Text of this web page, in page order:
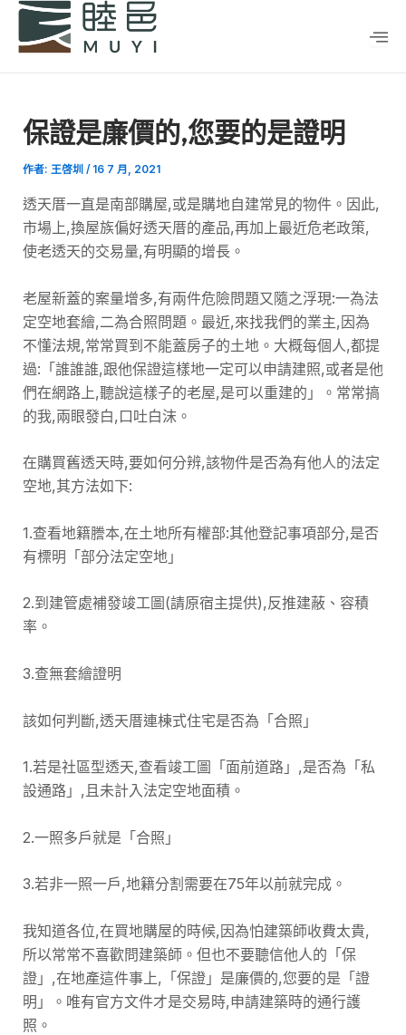
保證是廉價的,您要的是證明
作者: 王啓圳 / 16 7 月, 2021
透天厝一直是南部購屋,或是購地自建常見的物件。因此,
市場上,換屋族偏好透天厝的產品,再加上最近危老政策,
使老透天的交易量,有明顯的增長。
老屋新蓋的案量增多,有兩件危險問題又隨之浮現:一為法
定空地套繪,二為合照問題。最近,來找我們的業主,因為
不懂法規,常常買到不能蓋房子的土地。大概每個人,都提
過:「誰誰誰,跟他保證這樣地一定可以申請建照,或者是他
們在網路上,聽說這樣子的老屋,是可以重建的」。常常搞
的我,兩眼發白,口吐白沫。
在購買舊透天時,要如何分辨,該物件是否為有他人的法定
空地,其方法如下:
1.查看地籍謄本,在土地所有權部:其他登記事項部分,是否
有標明「部分法定空地」
2.到建管處補發竣工圖(請原宿主提供),反推建蔽、容積
率。
3.查無套繪證明
該如何判斷,透天厝連棟式住宅是否為「合照」
1.若是社區型透天,查看竣工圖「面前道路」,是否為「私
設通路」,且未計入法定空地面積。
2.一照多戶就是「合照」
3.若非一照一戶,地籍分割需要在75年以前就完成。
我知道各位,在買地購屋的時候,因為怕建築師收費太貴,
所以常常不喜歡問建築師。但也不要聽信他人的「保
證」,在地產這件事上,「保證」是廉價的,您要的是「證
明」。唯有官方文件才是交易時,申請建築時的通行護
照。
Post
navigation